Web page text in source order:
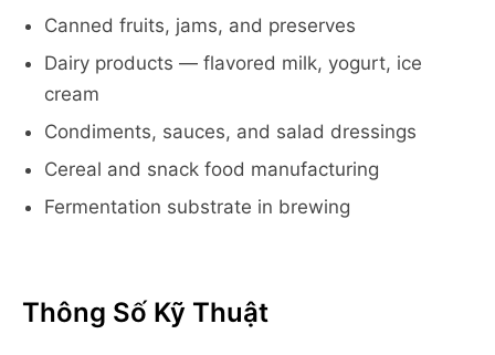
Canned fruits, jams, and preserves
Dairy products — flavored milk, yogurt, ice
cream
Condiments, sauces, and salad dressings
Cereal and snack food manufacturing
Fermentation substrate in brewing
Thông Số Kỹ Thuật